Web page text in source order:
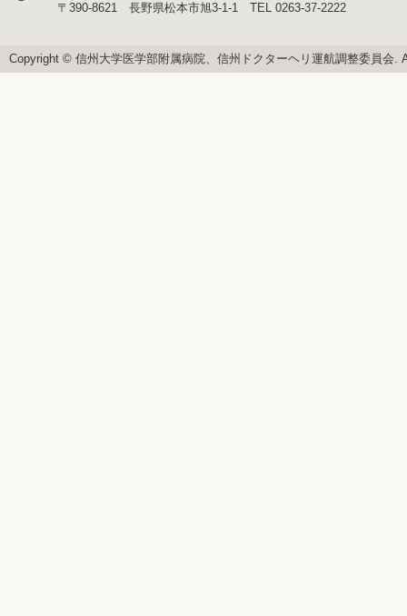
〒390-8621 長野県松本市旭3-1-1 TEL 0263-37-2222
Copyright © 信州大学医学部附属病院、信州ドクターヘリ運航調整委員会.